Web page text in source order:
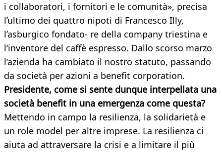
i collaboratori, i fornitori e le comunità», precisa
l’ultimo dei quattro nipoti di Francesco Illy,
l’asburgico fondato- re della company triestina e
l’inventore del caffè espresso. Dallo scorso marzo
l’azienda ha cambiato il nostro statuto, passando
da società per azioni a benefit corporation.
Presidente, come si sente dunque interpellata una
società benefit in una emergenza come questa?
Mettendo in campo la resilienza, la solidarietà e
un role model per altre imprese. La resilienza ci
aiuta ad attraversare la crisi e a limitare il più